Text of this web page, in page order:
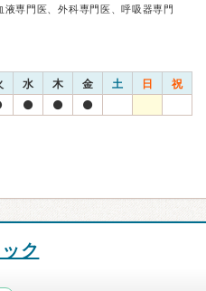
専門医、外科専門医、呼吸器専門
水 木 金 土 日 祝
ク